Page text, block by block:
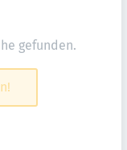
gefunden.